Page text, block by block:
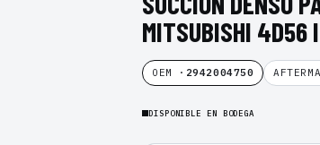
MITSUBISHI 4D56
OEM · 2942004750
DISPONIBLE EN BODEGA